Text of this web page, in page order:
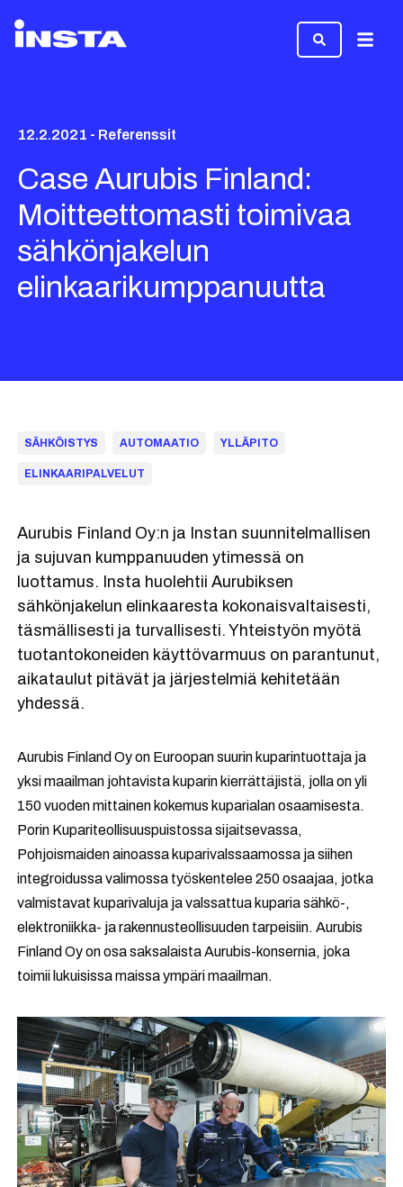
12.2.2021 - Referenssit
Case Aurubis Finland:
Moitteettomasti toimivaa
sähkönjakelun
elinkaarikumppanuutta
SÄHKÖISTYS AUTOMAATIO YLLÄPITO
ELINKAARIPALVELUT
Aurubis Finland Oy:n ja Instan suunnitelmallisen
ja sujuvan kumppanuuden ytimessä on
luottamus. Insta huolehtii Aurubiksen
sähkönjakelun elinkaaresta kokonaisvaltaisesti,
täsmällisesti ja turvallisesti. Yhteistyön myötä
tuotantokoneiden käyttövarmuus on parantunut,
aikataulut pitävät ja järjestelmiä kehitetään
yhdessä.
Aurubis Finland Oy on Euroopan suurin kuparintuottaja ja
yksi maailman johtavista kuparin kierrättäjistä, jolla on yli
150 vuoden mittainen kokemus kuparialan osaamisesta.
Porin Kupariteollisuuspuistossa sijaitsevassa,
Pohjoismaiden ainoassa kuparivalssaamossa ja siihen
integroidussa valimossa työskentelee 250 osaajaa, jotka
valmistavat kuparivaluja ja valssattua kuparia sähkö-,
elektroniikka- ja rakennusteollisuuden tarpeisiin. Aurubis
Finland Oy on osa saksalaista Aurubis-konsernia, joka
toimii lukuisissa maissa ympäri maailman.